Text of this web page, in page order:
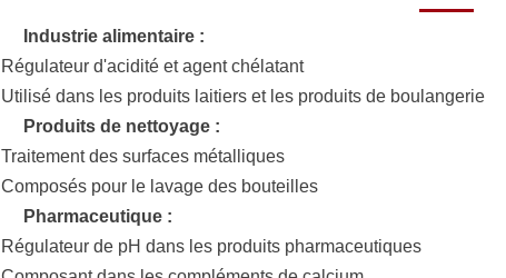
Industrie alimentaire :
Régulateur d'acidité et agent chélatant
Utilisé dans les produits laitiers et les produits de boulangerie
Produits de nettoyage :
Traitement des surfaces métalliques
Composés pour le lavage des bouteilles
Pharmaceutique :
Régulateur de pH dans les produits pharmaceutiques